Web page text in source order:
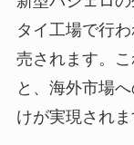
タイ工場で行
売されます。
と、海外市場
けが実現されま